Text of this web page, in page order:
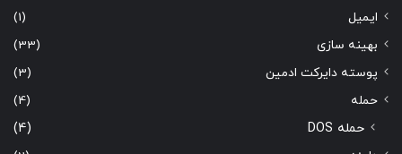
ایمیل
(1)
بهینه سازی
(33)
پوسته دایرکت ادمین
(3)
حمله
(4)
حمله DOS (4)